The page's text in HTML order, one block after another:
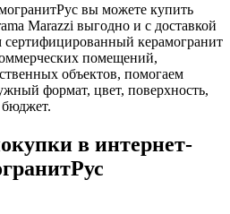
вы можете купить
Marazzi выгодно и с доставкой
керамогранит
помещений,
объектов, помогаем
формат, цвет, поверхность,
бюджет.
в интернет-